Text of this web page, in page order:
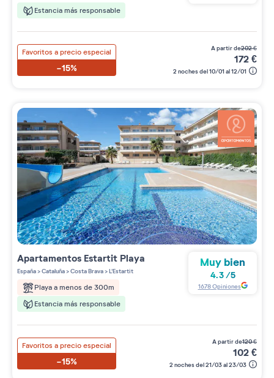
Estancia más responsable
Favoritos a precio especial
-15%
a partir de202€
172€
2 noches del 10/01 al 12/01
Apartamentos Estartit Playa
España>Cataluña>Costa Brava>L'Estartit
Playa a menos de 300m
Estancia más responsable
Muy bien
4.3 /5
1678Opiniones
Favoritos a precio especial
-15%
a partir de120€
102€
2 noches del 21/03 al 23/03